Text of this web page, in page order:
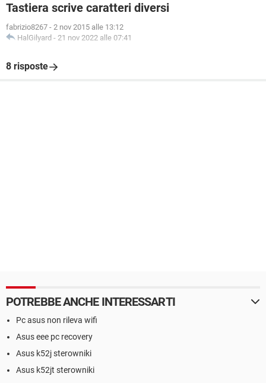
Tastiera scrive caratteri diversi
fabrizio8267 - 2 nov 2015 alle 13:12
HalGilyard - 21 nov 2022 alle 07:41
8 risposte
POTREBBE ANCHE INTERESSARTI
Pc asus non rileva wifi
Asus eee pc recovery
Asus k52j sterowniki
Asus k52jt sterowniki